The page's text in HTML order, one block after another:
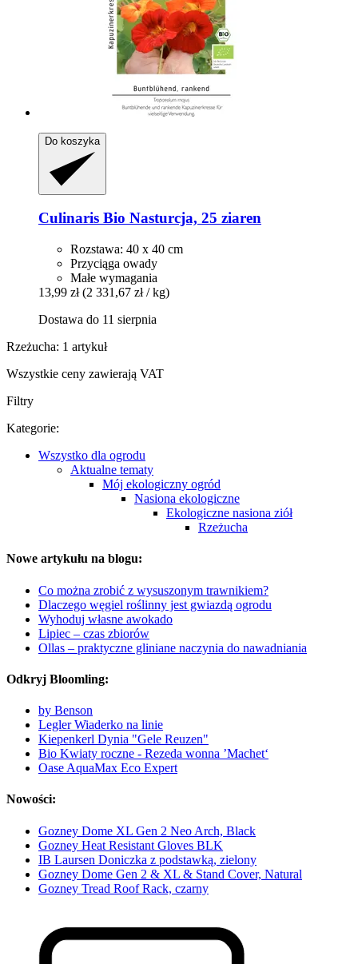
Do koszyka
Culinaris Bio Nasturcja, 25 ziaren
Rozstawa: 40 x 40 cm
Przyciąga owady
Małe wymagania
13,99 zł (2 331,67 zł / kg)
Dostawa do 11 sierpnia
Rzeżucha: 1 artykuł
Wszystkie ceny zawierają VAT
Filtry
Kategorie:
Wszystko dla ogrodu
Aktualne tematy
Mój ekologiczny ogród
Nasiona ekologiczne
Ekologiczne nasiona ziół
Rzeżucha
Nowe artykułu na blogu:
Co można zrobić z wysuszonym trawnikiem?
Dlaczego węgiel roślinny jest gwiazdą ogrodu
Wyhoduj własne awokado
Lipiec – czas zbiorów
Ollas – praktyczne gliniane naczynia do nawadniania
Odkryj Bloomling:
by Benson
Legler Wiaderko na linie
Kiepenkerl Dynia "Gele Reuzen"
Bio Kwiaty roczne - Rezeda wonna ’Machet‘
Oase AquaMax Eco Expert
Nowości:
Gozney Dome XL Gen 2 Neo Arch, Black
Gozney Heat Resistant Gloves BLK
IB Laursen Doniczka z podstawką, zielony
Gozney Dome Gen 2 & XL & Stand Cover, Natural
Gozney Tread Roof Rack, czarny